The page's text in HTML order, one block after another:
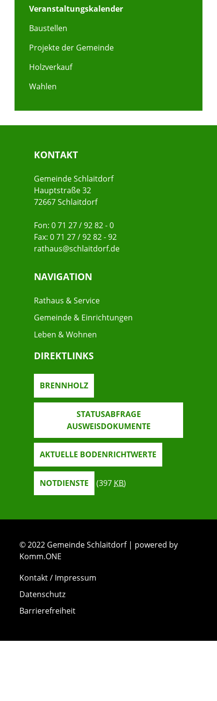
Veranstaltungskalender
Baustellen
Projekte der Gemeinde
Holzverkauf
Wahlen
KONTAKT
Gemeinde Schlaitdorf
Hauptstraße 32
72667 Schlaitdorf
Fon: 0 71 27 / 92 82 - 0
Fax: 0 71 27 / 92 82 - 92
rathaus@schlaitdorf.de
NAVIGATION
Rathaus & Service
Gemeinde & Einrichtungen
Leben & Wohnen
DIREKTLINKS
BRENNHOLZ
STATUSABFRAGE
AUSWEISDOKUMENTE
AKTUELLE BODENRICHTWERTE
NOTDIENSTE (397KB)
© 2022 Gemeinde Schlaitdorf | powered by
Komm.ONE
Kontakt / Impressum
Datenschutz
Barrierefreiheit